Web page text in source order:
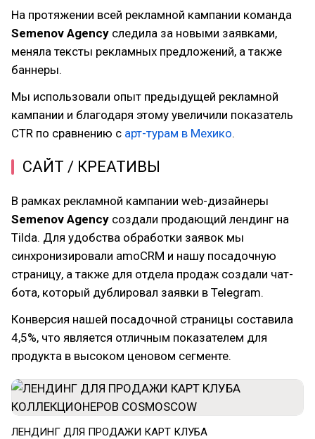
На протяжении всей рекламной кампании команда
Semenov Agency следила за новыми заявками,
меняла тексты рекламных предложений, а также
баннеры.
Мы использовали опыт предыдущей рекламной
кампании и благодаря этому увеличили показатель
CTR по сравнению с арт-турам в Мехико.
САЙТ / КРЕАТИВЫ
В рамках рекламной кампании web-дизайнеры
Semenov Agency создали продающий лендинг на
Tilda. Для удобства обработки заявок мы
синхронизировали amoCRM и нашу посадочную
страницу, а также для отдела продаж создали чат-
бота, который дублировал заявки в Telegram.
Конверсия нашей посадочной страницы составила
4,5%, что является отличным показателем для
продукта в высоком ценовом сегменте.
ЛЕНДИНГ ДЛЯ ПРОДАЖИ КАРТ КЛУБА